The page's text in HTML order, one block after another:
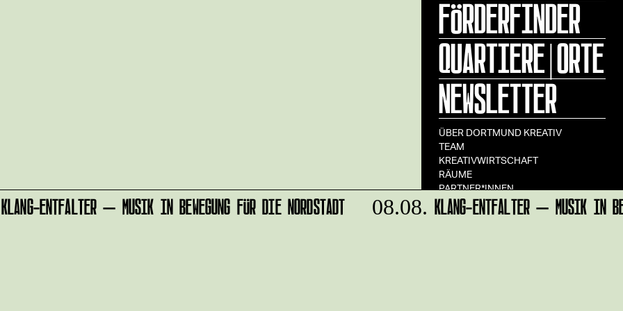
FÖRDERFINDER
QUARTIERE|ORTE
NEWSLETTER
ÜBER DORTMUND KREATIV
TEAM
KREATIVWIRTSCHAFT
RÄUME
PARTNER*INNEN
STADT DORTMUND
IMPRESSUM
ENTFALTER – MUSIK IN BEWEGUNG FÜR DIE NORDSTADT 08.08.KLANG-ENTFALTER – MUSIK IN